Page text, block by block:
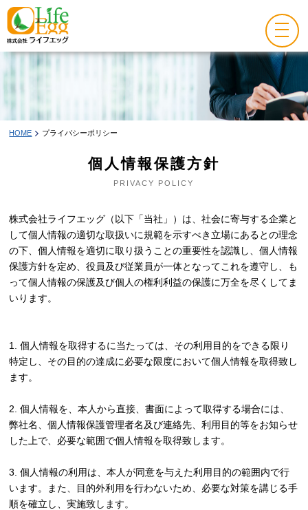
HOME プライバシーポリシー
個人情報保護方針
PRIVACY POLICY
株式会社ライフエッグ（以下「当社」）は、社会に寄与する企業と
して個人情報の適切な取扱いに規範を示すべき立場にあるとの理念
の下、個人情報を適切に取り扱うことの重要性を認識し、個人情報
保護方針を定め、役員及び従業員が一体となってこれを遵守し、も
って個人情報の保護及び個人の権利利益の保護に万全を尽くしてま
いります。
1. 個人情報を取得するに当たっては、その利用目的をできる限り
特定し、その目的の達成に必要な限度において個人情報を取得致し
ます。
2. 個人情報を、本人から直接、書面によって取得する場合には、
弊社名、個人情報保護管理者名及び連絡先、利用目的等をお知らせ
した上で、必要な範囲で個人情報を取得致します。
3. 個人情報の利用は、本人が同意を与えた利用目的の範囲内で行
います。また、目的外利用を行わないため、必要な対策を講じる手
順を確立し、実施致します。